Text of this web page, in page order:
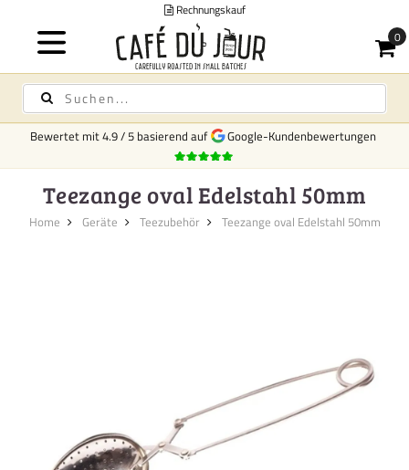
Rechnungskauf
Bewertet mit4.9/5 basierend auf Google-Kundenbewertungen
Teezange oval Edelstahl 50mm
Home Geräte Teezubehör Teezange oval Edelstahl 50mm